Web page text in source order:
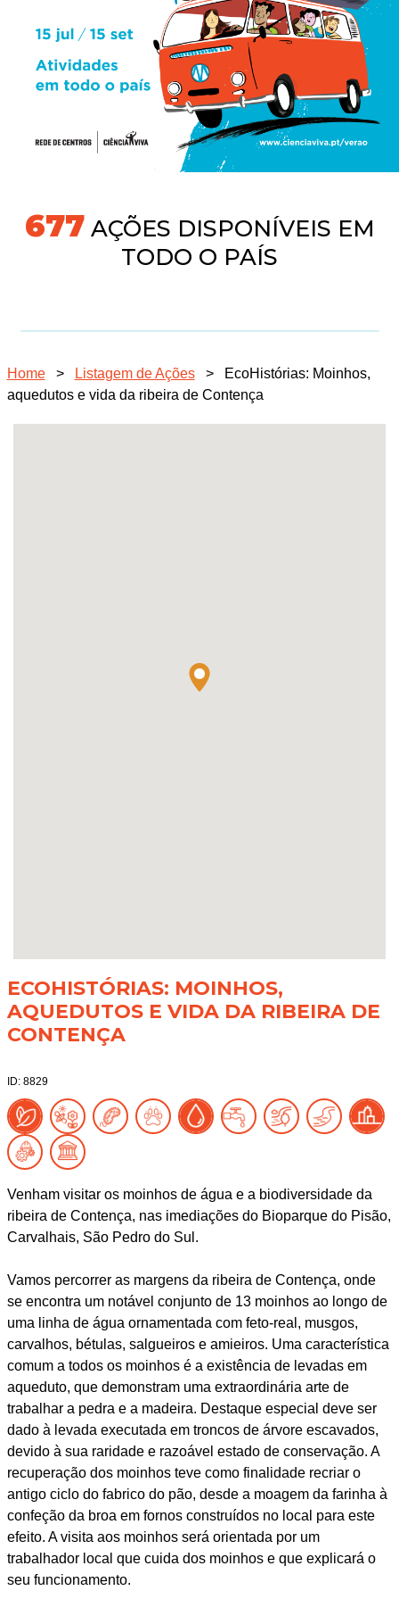
718AÇÕES DISPONÍVEIS EM
TODO O PAÍS
Home > Listagem de Ações >
EcoHistórias: Moinhos,
aquedutos e vida da ribeira de Contença
ECOHISTÓRIAS: MOINHOS,
AQUEDUTOS E VIDA DA RIBEIRA DE
CONTENÇA
ID: 8829
Venham visitar os moinhos de água e a biodiversidade da
ribeira de Contença, nas imediações do Bioparque do Pisão,
Carvalhais, São Pedro do Sul.
Vamos percorrer as margens da ribeira de Contença, onde
se encontra um notável conjunto de 13 moinhos ao longo de
uma linha de água ornamentada com feto-real, musgos,
carvalhos, bétulas, salgueiros e amieiros. Uma característica
comum a todos os moinhos é a existência de levadas em
aqueduto, que demonstram uma extraordinária arte de
trabalhar a pedra e a madeira. Destaque especial deve ser
dado à levada executada em troncos de árvore escavados,
devido à sua raridade e razoável estado de conservação. A
recuperação dos moinhos teve como finalidade recriar o
antigo ciclo do fabrico do pão, desde a moagem da farinha à
confeção da broa em fornos construídos no local para este
efeito. A visita aos moinhos será orientada por um
trabalhador local que cuida dos moinhos e que explicará o
seu funcionamento.